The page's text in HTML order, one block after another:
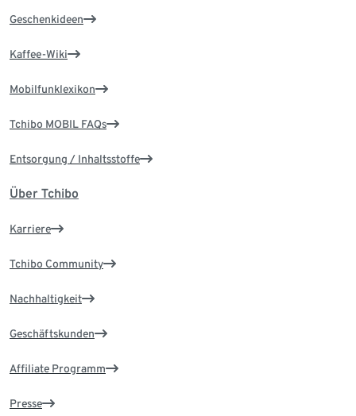
Geschenkideen
Kaffee-Wiki
Mobilfunklexikon
Tchibo MOBIL FAQs
Entsorgung / Inhaltsstoffe
Über Tchibo
Karriere
Tchibo Community
Nachhaltigkeit
Geschäftskunden
Affiliate Programm
Presse